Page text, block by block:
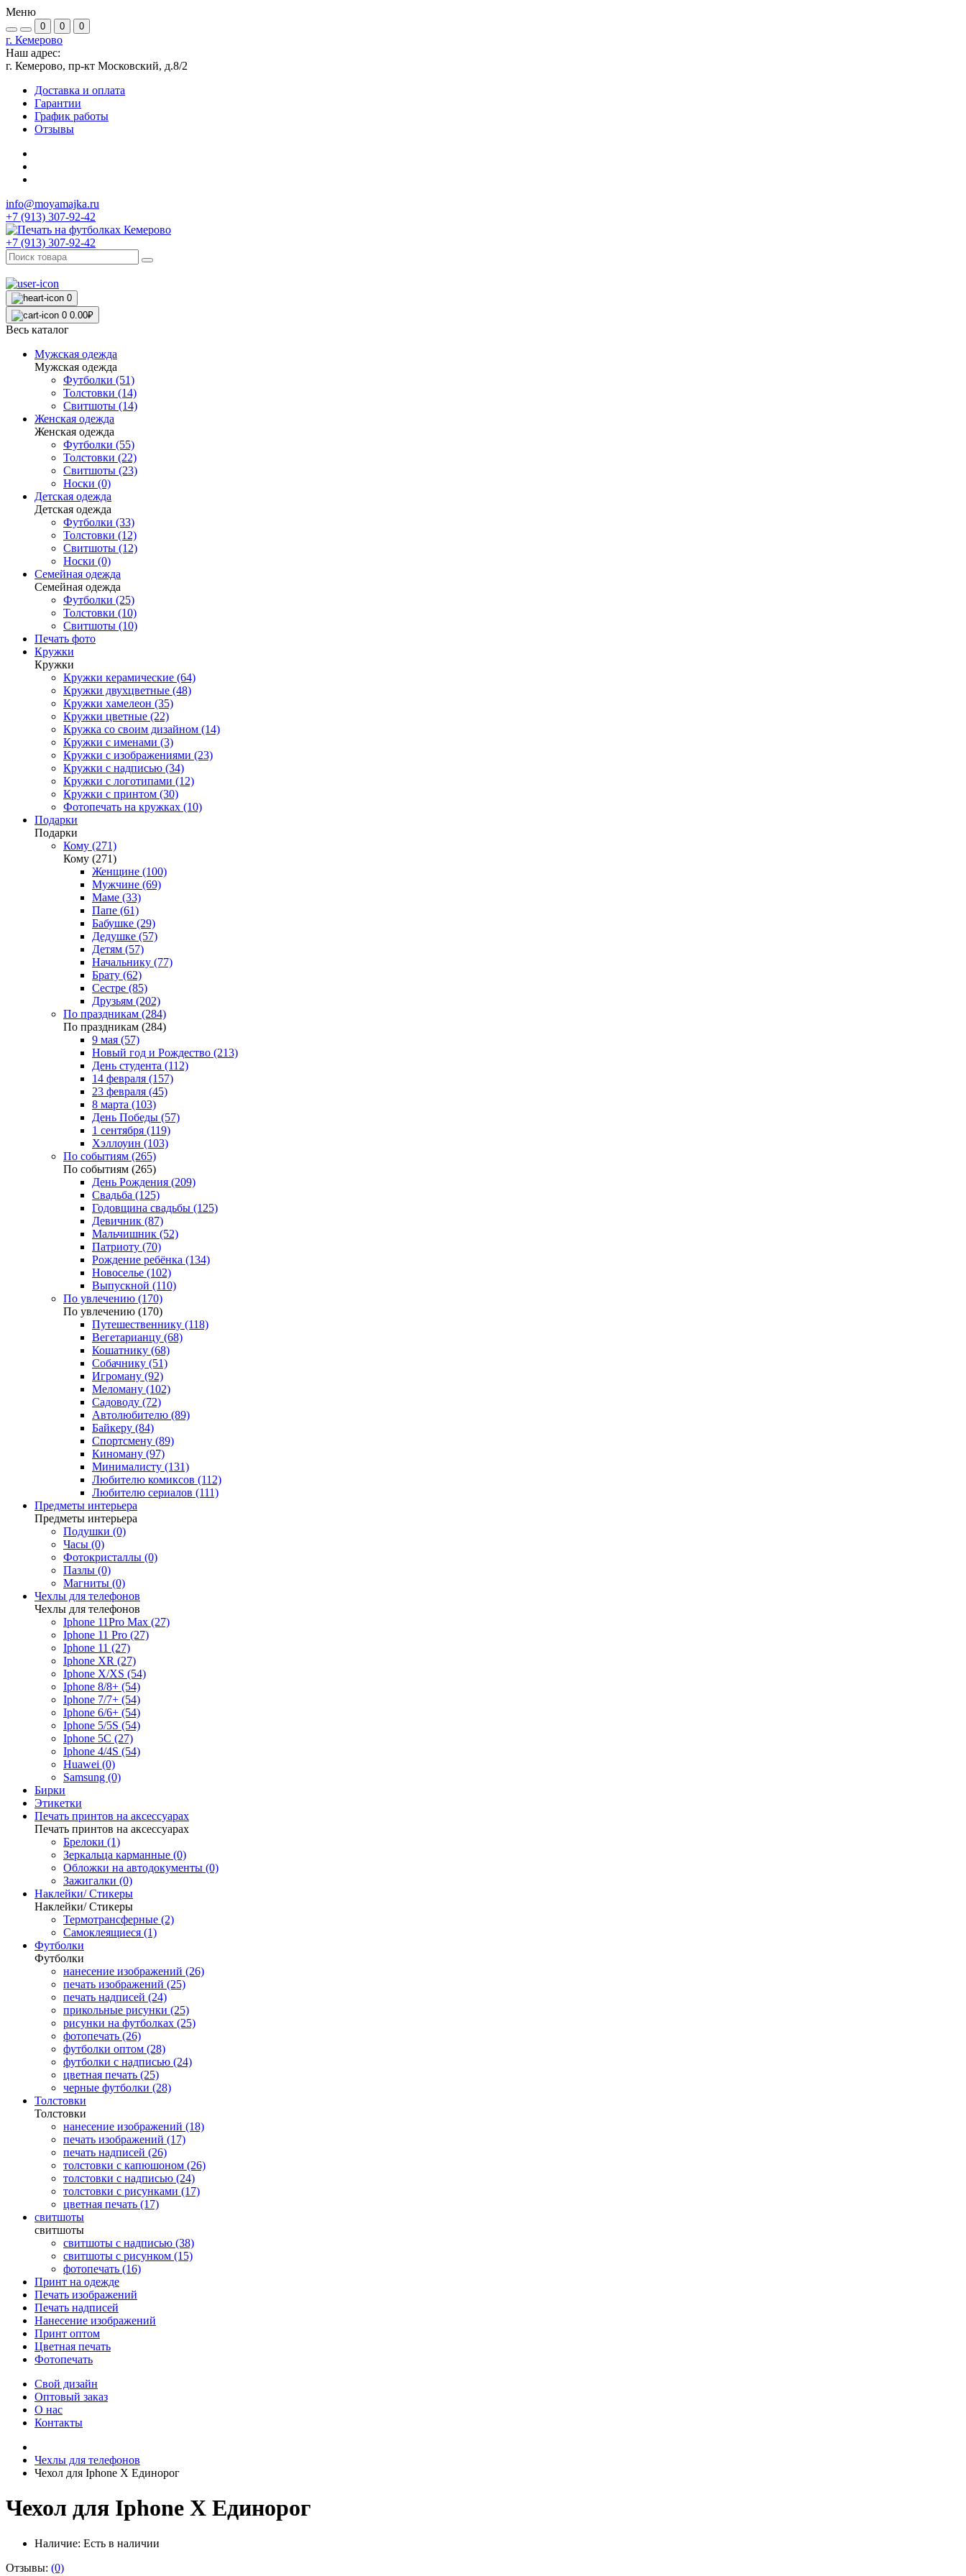
Меню
0 0 0
г. Кемерово
Наш адрес:
г. Кемерово, пр-кт Московский, д.8/2
Доставка и оплата
Гарантии
График работы
Отзывы
info@moyamajka.ru
+7 (913) 307-92-42
+7 (913) 307-92-42
0
0 0.00₽
Весь каталог
Мужская одежда
Мужская одежда
Футболки (51)
Толстовки (14)
Свитшоты (14)
Женская одежда
Женская одежда
Футболки (55)
Толстовки (22)
Свитшоты (23)
Носки (0)
Детская одежда
Детская одежда
Футболки (33)
Толстовки (12)
Свитшоты (12)
Носки (0)
Семейная одежда
Семейная одежда
Футболки (25)
Толстовки (10)
Свитшоты (10)
Печать фото
Кружки
Кружки
Кружки керамические (64)
Кружки двухцветные (48)
Кружки хамелеон (35)
Кружки цветные (22)
Кружка со своим дизайном (14)
Кружки с именами (3)
Кружки с изображениями (23)
Кружки с надписью (34)
Кружки с логотипами (12)
Кружки с принтом (30)
Фотопечать на кружках (10)
Подарки
Подарки
Кому (271)
Кому (271)
Женщине (100)
Мужчине (69)
Маме (33)
Папе (61)
Бабушке (29)
Дедушке (57)
Детям (57)
Начальнику (77)
Брату (62)
Сестре (85)
Друзьям (202)
По праздникам (284)
По праздникам (284)
9 мая (57)
Новый год и Рождество (213)
День студента (112)
14 февраля (157)
23 февраля (45)
8 марта (103)
День Победы (57)
1 сентября (119)
Хэллоуин (103)
По событиям (265)
По событиям (265)
День Рождения (209)
Свадьба (125)
Годовщина свадьбы (125)
Девичник (87)
Мальчишник (52)
Патриоту (70)
Рождение ребёнка (134)
Новоселье (102)
Выпускной (110)
По увлечению (170)
По увлечению (170)
Путешественнику (118)
Вегетарианцу (68)
Кошатнику (68)
Собачнику (51)
Игроману (92)
Меломану (102)
Садоводу (72)
Автолюбителю (89)
Байкеру (84)
Спортсмену (89)
Киноману (97)
Минималисту (131)
Любителю комиксов (112)
Любителю сериалов (111)
Предметы интерьера
Предметы интерьера
Подушки (0)
Часы (0)
Фотокристаллы (0)
Пазлы (0)
Магниты (0)
Чехлы для телефонов
Чехлы для телефонов
Iphone 11Pro Max (27)
Iphone 11 Pro (27)
Iphone 11 (27)
Iphone XR (27)
Iphone X/XS (54)
Iphone 8/8+ (54)
Iphone 7/7+ (54)
Iphone 6/6+ (54)
Iphone 5/5S (54)
Iphone 5C (27)
Iphone 4/4S (54)
Huawei (0)
Samsung (0)
Бирки
Этикетки
Печать принтов на аксессуарах
Печать принтов на аксессуарах
Брелоки (1)
Зеркальца карманные (0)
Обложки на автодокументы (0)
Зажигалки (0)
Наклейки/ Стикеры
Наклейки/ Стикеры
Термотрансферные (2)
Самоклеящиеся (1)
Футболки
Футболки
нанесение изображений (26)
печать изображений (25)
печать надписей (24)
прикольные рисунки (25)
рисунки на футболках (25)
фотопечать (26)
футболки оптом (28)
футболки с надписью (24)
цветная печать (25)
черные футболки (28)
Толстовки
Толстовки
нанесение изображений (18)
печать изображений (17)
печать надписей (26)
толстовки с капюшоном (26)
толстовки с надписью (24)
толстовки с рисунками (17)
цветная печать (17)
свитшоты
свитшоты
свитшоты с надписью (38)
свитшоты с рисунком (15)
фотопечать (16)
Принт на одежде
Печать изображений
Печать надписей
Нанесение изображений
Принт оптом
Цветная печать
Фотопечать
Свой дизайн
Оптовый заказ
О нас
Контакты
Чехлы для телефонов
Чехол для Iphone X Единорог
Чехол для Iphone X Единорог
Наличие: Есть в наличии
Отзывы: (0)